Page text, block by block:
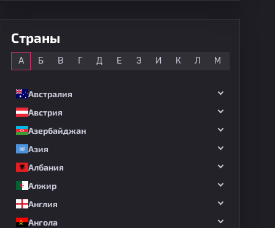
Страны
А Б В Г Д Е З И К Л М
Австралия
Австрия
Азербайджан
Азия
Албания
Алжир
Англия
Ангола